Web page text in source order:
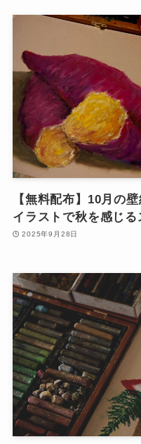
【無料配布】10月の
イラストで秋を感じ
2025年9月28日